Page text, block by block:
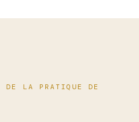
DE LA PRATIQUE DE